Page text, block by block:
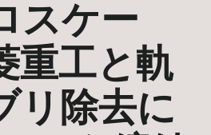
スケー
重工と軌
リ除去に